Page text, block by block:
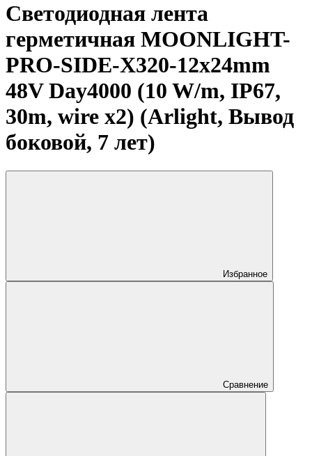
Светодиодная лента
герметичная MOONLIGHT-
PRO-SIDE-X320-12x24mm
48V Day4000 (10 W/m, IP67,
30m, wire x2) (Arlight, Вывод
боковой, 7 лет)
Избранное
Сравнение